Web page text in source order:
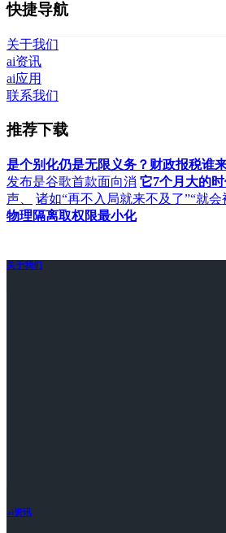
快捷导航
关于我们
ai资讯
ai应用
联系我们
推荐下载
是个别化仍是无限义务？财政报税谁
发布是谷歌首款面向消 它7个月大的
声、
诸如“再不入局就来不及了”“就会
物理隔离取权限最小化
关于我们
ai资讯